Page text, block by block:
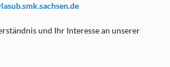
und Ihr Interesse an unserer